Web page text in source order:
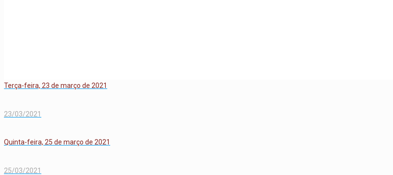
Terça-feira, 23 de março de 2021
23/03/2021
Quinta-feira, 25 de março de 2021
25/03/2021